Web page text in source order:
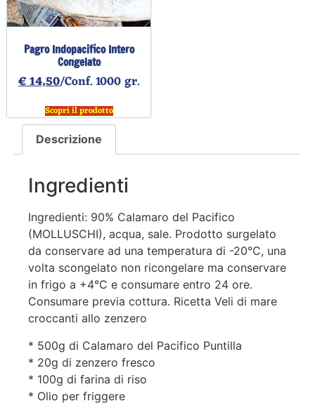
Pagro Indopacifico Intero
Congelato
€14,50/Conf. 1000 gr.
Scopri il prodotto
Descrizione
Ingredienti
Ingredienti: 90% Calamaro del Pacifico
(MOLLUSCHI), acqua, sale. Prodotto surgelato
da conservare ad una temperatura di -20°C, una
volta scongelato non ricongelare ma conservare
in frigo a +4°C e consumare entro 24 ore.
Consumare previa cottura. Ricetta Veli di mare
croccanti allo zenzero
* 500g di Calamaro del Pacifico Puntilla
* 20g di zenzero fresco
* 100g di farina di riso
* Olio per friggere